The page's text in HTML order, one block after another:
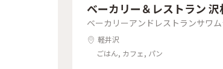
ベーカリー＆レストラン 沢
ベーカリーアンドレストランサワ
軽井沢
ごはん, カフェ, パン